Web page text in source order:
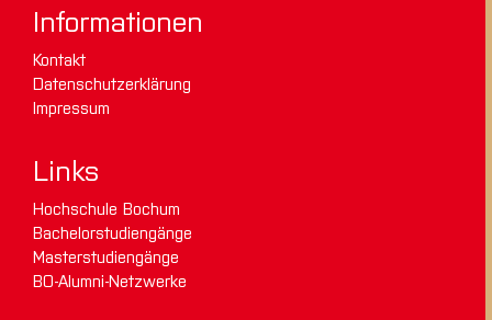
Informationen
Kontakt
Datenschutzerklärung
Impressum
Links
Hochschule Bochum
Bachelorstudiengänge
Masterstudiengänge
BO-Alumni-Netzwerke